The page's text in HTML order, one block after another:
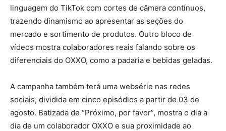
linguagem do TikTok com cortes de câmera contínuos,
trazendo dinamismo ao apresentar as seções do
mercado e sortimento de produtos. Outro bloco de
vídeos mostra colaboradores reais falando sobre os
diferenciais do OXXO, como a padaria e bebidas geladas.
A campanha também terá uma websérie nas redes
sociais, dividida em cinco episódios a partir de 03 de
agosto. Batizada de “Próximo, por favor”, mostra o dia a
dia de um colaborador OXXO e sua proximidade ao